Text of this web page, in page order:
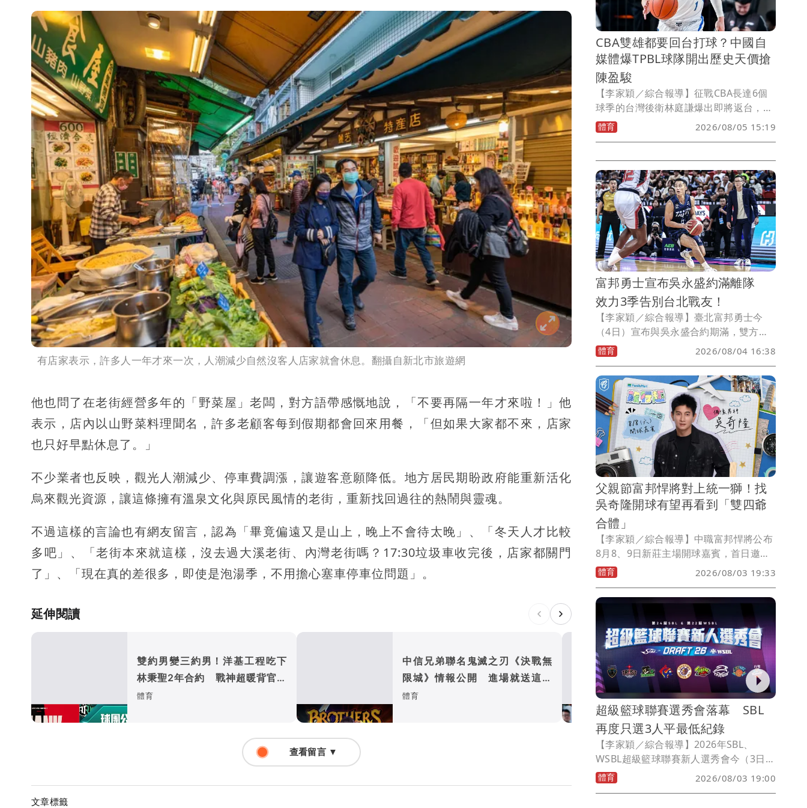
有店家表示，許多人一年才來一次，人潮減少自然沒客人店家就會休息。翻攝自新北市旅遊網
他也問了在老街經營多年的「野菜屋」老闆，對方語帶感慨地說，「不要再隔一年才來啦！」他
表示，店內以山野菜料理聞名，許多老顧客每到假期都會回來用餐，「但如果大家都不來，店家
也只好早點休息了。」
不少業者也反映，觀光人潮減少、停車費調漲，讓遊客意願降低。地方居民期盼政府能重新活化
烏來觀光資源，讓這條擁有溫泉文化與原民風情的老街，重新找回過往的熱鬧與靈魂。
不過這樣的言論也有網友留言，認為「畢竟偏遠又是山上，晚上不會待太晚」、「冬天人才比較
多吧」、「老街本來就這樣，沒去過大溪老街、內灣老街嗎？17:30垃圾車收完後，店家都關門
了」、「現在真的差很多，即使是泡湯季，不用擔心塞車停車位問題」。
延伸閱讀
雙約男變三約男！洋基工程吃下
林秉聖2年合約 戰神超暖背官司
又送球員
體育
中信兄弟聯名鬼滅之刃《決戰無
限城》情報公開 進場就送這些
週邊！
體育
CBA雙雄都要回台打球？中
媒體爆TPBL球隊開出歷史天
陳盈駿
體育
查看留言 ▼
文章標籤
CBA雙雄都要回台打球？中國自
媒體爆TPBL球隊開出歷史天價搶
陳盈駿
【李家穎／綜合報導】征戰CBA長達6個
球季的台灣後衛林庭謙爆出即將返台，甚
至連球隊都爆出是TPBL的臺北台新戰神
籃球隊，但戰神目前沒有官宣回應此事。
國自媒體爆出，有TPBL球隊開出天價要
他回台打球，甚至是聯盟歷史最大合約。
體育 2026/08/05 15:19
富邦勇士宣布吳永盛約滿離隊
效力3季告別台北戰友！
【李家穎／綜合報導】臺北富邦勇士今
（4日）宣布與吳永盛合約期滿，雙方正
式結束合作關係。吳永盛自2023年加盟勇
士後，效力3個賽季，期間以拚勁十足、
防守積極的球風，成為球隊輪替戰力之
一，如今確定離隊，也讓他的下一步動向
備受關注。
體育 2026/08/04 16:38
父親節富邦悍將對上統一獅！找
吳奇隆開球有望再看到「雙四爺
合體」
【李家穎／綜合報導】中職富邦悍將公布
8月8、9日新莊主場開球嘉賓，首日邀來
藝人吳奇隆擔任開球嘉賓，隔天則由剛締
造羽壇新紀錄的台灣羽球一哥周天成登上
投手丘，兩天分別由演藝圈與體壇重量級
台話題十足。
體育 2026/08/03 19:33
超級籃球聯賽選秀會落幕 SBL
再度只選3人平最低紀錄
【李家穎／綜合報導】2026年SBL、
WSBL超級籃球聯賽新人選秀會今（3日）
下午登場，兩大聯賽共37名球員投入選
秀，其中WSBL共有6名女將獲選，而SBL
體育 2026/08/03 19:00